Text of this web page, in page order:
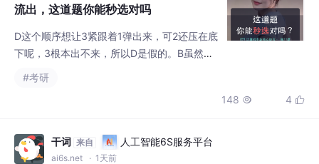
流出，这道题你能秒选对吗
D这个顺序想让3紧跟着1弹出来，可2还压在底
下呢，3根本出不来，所以D是假的。B虽然看
的。我把891这两三年的卷子都收齐了，按数
昆明理工大学2026年891计算机专业核心综合
的原卷了，顺手放一道上来给你们练手——就
#考研
148  4 
干词 来自 人工智能6S服务平台
ai6s.net · 1天前